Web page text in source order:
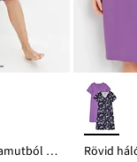
Rövid hálóing tiszta pamutból (2 db-os csomag)